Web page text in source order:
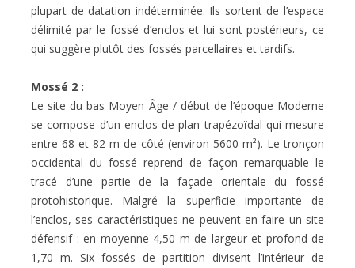
plupart de datation indéterminée. Ils sortent de l’espace
délimité par le fossé d’enclos et lui sont postérieurs, ce
qui suggère plutôt des fossés parcellaires et tardifs.
Mossé 2 :
Le site du bas Moyen Âge / début de l’époque Moderne
se compose d’un enclos de plan trapézoïdal qui mesure
entre 68 et 82 m de côté (environ 5600 m²). Le tronçon
occidental du fossé reprend de façon remarquable le
tracé d’une partie de la façade orientale du fossé
protohistorique. Malgré la superficie importante de
l’enclos, ses caractéristiques ne peuvent en faire un site
défensif : en moyenne 4,50 m de largeur et profond de
1,70 m. Six fossés de partition divisent l’intérieur de